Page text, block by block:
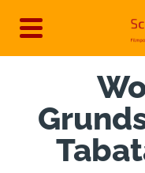
zum